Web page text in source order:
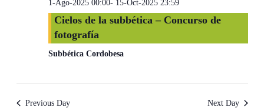
1-Ago-2025 00:00- 15-Oct-2025 23:59
Cielos de la subbética – Concurso de
fotografía
Subbética Cordobesa
Previous Day Next Day